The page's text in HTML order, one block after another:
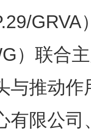
）联合
与推动
有限公